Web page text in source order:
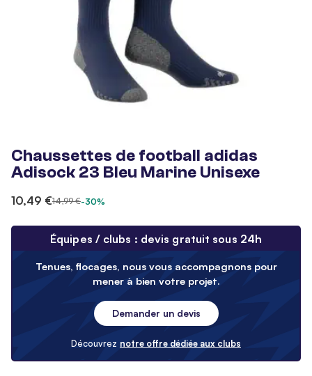
Chaussettes de football adidas
Adisock 23 Bleu Marine Unisexe
10,49 €14,99 €-30%
Équipes / clubs : devis gratuit sous 24h
Tenues, flocages, nous vous accompagnons pour
mener à bien votre projet.
Demander un devis
Découvrez notre offre dédiée aux clubs